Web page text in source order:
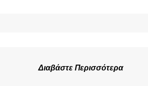
Διαβάστε Περισσότερα